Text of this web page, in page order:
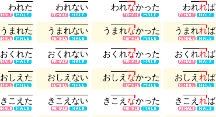
われた われない われなかった われれば
う まれた う まれない う まれなかった う まれれば
お く れた お く れない お く れなかった お く れれば
お し え た お し え ない お し え なかった お し え れば
き こ え た き こ え ない き こ え なかった き こ え れば